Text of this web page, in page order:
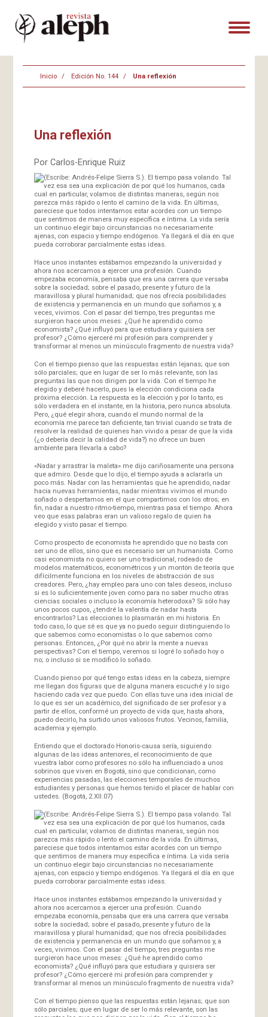
Inicio Edición No. 144 Una reflexión
Una reflexión
Por Carlos-Enrique Ruiz
(Escribe: Andrés-Felipe Sierra S.). El tiempo pasa volando. Tal
vez esa sea una explicación de por qué los humanos, cada
cual en particular, volamos de distintas maneras, según nos
parezca más rápido o lento el camino de la vida. En últimas,
pareciese que todos intentamos estar acordes con un tiempo
que sentimos de manera muy específica e íntima. La vida sería
un continuo elegir bajo circunstancias no necesariamente
ajenas, con espacio y tiempo endógenos. Ya llegará el día en que
pueda corroborar parcialmente estas ideas.
Hace unos instantes estábamos empezando la universidad y
ahora nos acercamos a ejercer una profesión. Cuando
empezaba economía, pensaba que era una carrera que versaba
sobre la sociedad; sobre el pasado, presente y futuro de la
maravillosa y plural humanidad; que nos ofrecía posibilidades
de existencia y permanencia en un mundo que soñamos y, a
veces, vivimos. Con el pasar del tiempo, tres preguntas me
surgieron hace unos meses: ¿Qué he aprendido como
economista? ¿Qué influyó para que estudiara y quisiera ser
profesor? ¿Cómo ejerceré mi profesión para comprender y
transformar al menos un minúsculo fragmento de nuestra vida?
Con el tiempo pienso que las respuestas están lejanas; que son
sólo parciales; que en lugar de ser lo más relevante, son las
preguntas las que nos dirigen por la vida. Con el tiempo he
elegido y deberé hacerlo, pues la elección condiciona cada
próxima elección. La respuesta es la elección y por lo tanto, es
sólo verdadera en el instante, en la historia, pero nunca absoluta.
Pero, ¿qué elegir ahora, cuando el mundo normal de la
economía me parece tan deficiente, tan trivial cuando se trata de
resolver la realidad de quienes han vivido a pesar de que la vida
(¿o debería decir la calidad de vida?) no ofrece un buen
ambiente para llevarla a cabo?
«Nadar y arrastrar la maleta» me dijo cariñosamente una persona
que admiro. Desde que lo dijo, el tiempo ayuda a aclararla un
poco más. Nadar con las herramientas que he aprendido, nadar
hacia nuevas herramientas, nadar mientras vivimos el mundo
soñado o despertamos en el que compartimos con los otros; en
fin, nadar a nuestro ritmo-tiempo, mientras pasa el tiempo. Ahora
veo que esas palabras eran un valioso regalo de quien ha
elegido y visto pasar el tiempo.
Como prospecto de economista he aprendido que no basta con
ser uno de ellos, sino que es necesario ser un humanista. Como
casi economista no quiero ser uno tradicional, rodeado de
modelos matemáticos, econométricos y un montón de teoría que
difícilmente funciona en los niveles de abstracción de sus
creadores. Pero, ¿hay empleo para uno con tales deseos, incluso
si es lo suficientemente joven como para no saber mucho otras
ciencias sociales o incluso la economía heterodoxa? Si sólo hay
unos pocos cupos, ¿tendré la valentía de nadar hasta
encontrarlos? Las elecciones lo plasmarán en mi historia. En
todo caso, lo que sé es que ya no puedo seguir distinguiendo lo
que sabemos como economistas o lo que sabemos como
personas. Entonces, ¿Por qué no abrir la mente a nuevas
perspectivas? Con el tiempo, veremos si logré lo soñado hoy o
no; o incluso si se modificó lo soñado.
Cuando pienso por qué tengo estas ideas en la cabeza, siempre
me llegan dos figuras que de alguna manera escuché y lo sigo
haciendo cada vez que puedo. Con ellas tuve una idea inicial de
lo que es ser un académico, del significado de ser profesor y a
partir de ellos, conformé un proyecto de vida que, hasta ahora,
puedo decirlo, ha surtido unos valiosos frutos. Vecinos, familia,
academia y ejemplo.
Entiendo que el doctorado Honoris-causa sería, siguiendo
algunas de las ideas anteriores, el reconocimiento de que
vuestra labor como profesores no sólo ha influenciado a unos
sobrinos que viven en Bogotá, sino que condicionan, como
experiencias pasadas, las elecciones temporales de muchos
estudiantes y personas que hemos tenido el placer de hablar con
ustedes. (Bogotá, 2.XII.07)
(Escribe: Andrés-Felipe Sierra S.). El tiempo pasa volando. Tal
vez esa sea una explicación de por qué los humanos, cada
cual en particular, volamos de distintas maneras, según nos
parezca más rápido o lento el camino de la vida. En últimas,
pareciese que todos intentamos estar acordes con un tiempo
que sentimos de manera muy específica e íntima. La vida sería
un continuo elegir bajo circunstancias no necesariamente
ajenas, con espacio y tiempo endógenos. Ya llegará el día en que
pueda corroborar parcialmente estas ideas.
Hace unos instantes estábamos empezando la universidad y
ahora nos acercamos a ejercer una profesión. Cuando
empezaba economía, pensaba que era una carrera que versaba
sobre la sociedad; sobre el pasado, presente y futuro de la
maravillosa y plural humanidad; que nos ofrecía posibilidades
de existencia y permanencia en un mundo que soñamos y, a
veces, vivimos. Con el pasar del tiempo, tres preguntas me
surgieron hace unos meses: ¿Qué he aprendido como
economista? ¿Qué influyó para que estudiara y quisiera ser
profesor? ¿Cómo ejerceré mi profesión para comprender y
transformar al menos un minúsculo fragmento de nuestra vida?
Con el tiempo pienso que las respuestas están lejanas; que son
sólo parciales; que en lugar de ser lo más relevante, son las